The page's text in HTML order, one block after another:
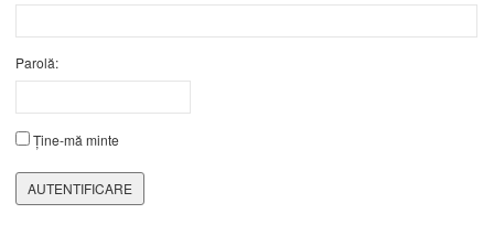
Parolă:
Ține-mă minte
AUTENTIFICARE